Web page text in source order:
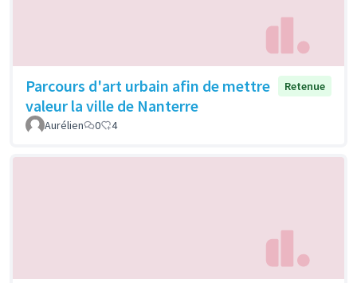
Parcours d'art urbain afin de mettre
valeur la ville de Nanterre
Retenue
Aurélien 0 4